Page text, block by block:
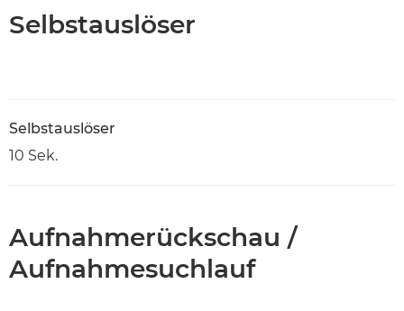
Selbstauslöser
Selbstauslöser
10 Sek.
Aufnahmerückschau /
Aufnahmesuchlauf